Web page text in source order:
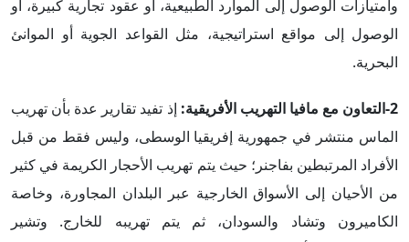
وامتيازات الوصول إلى الموارد الطبيعية، أو عقود تجارية كبيرة، أو
الوصول إلى مواقع استراتيجية، مثل القواعد الجوية أو الموانئ
البحرية.
2-التعاون مع مافيا التهريب الأفريقية:
إذ تفيد تقارير عدة بأن تهريب
الماس منتشر في جمهورية إفريقيا الوسطى، وليس فقط من قبل
الأفراد المرتبطين بفاجنر؛ حيث يتم تهريب الأحجار الكريمة في كثير
من الأحيان إلى الأسواق الخارجية عبر البلدان المجاورة، وخاصة
الكاميرون وتشاد والسودان، ثم يتم تهريبه للخارج. وتشير